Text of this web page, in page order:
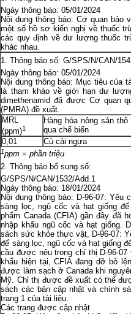
Ngày thông báo: 05/01/2024
Nội dung thông báo: Cơ quan
một số hồ sơ kiến nghị về thuốc
các quy định về dư lượng thuốc
khác nhau.
Thông báo số: G/SPS/N/CAN/
Ngày thông báo: 05/01/2024
Nội dung thông báo: Mục tiêu của
là tham khảo về giới hạn dư
dimethenamid đã được Cơ quan
(PMRA) đề xuất.
MRL
(ppm)1
Hàng hóa nông sản
qua chế biến
0,01
Củ cải ngựa
1ppm = phần triệu
Thông báo bổ sung số:
G/SPS/N/CAN/1532/Add.1
Ngày thông báo: 18/01/2024
Nội dung thông báo: D-96-07:
sàng lọc, ngũ cốc và hạt giống
phẩm Canada (CFIA) gần đây đã
nhập khẩu ngũ cốc và hạt giống.
sách sức khỏe thực vật, D-96-07:
để sàng lọc, ngũ cốc và hạt giống
cầu được nêu trong chỉ thị D-96-
khẩu hiện tại, CFIA đang dỡ bỏ
được làm sạch ở Canada khi
Mỹ. Chỉ thị được đề xuất có thể
sách các bản cập nhật và chính
trang 1 của tài liệu.
Các trang được cập nhật